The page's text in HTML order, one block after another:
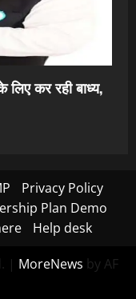
लिए कर रही बाध्य,
Privacy Policy
Plan Demo
Help desk
| MoreNews by AF